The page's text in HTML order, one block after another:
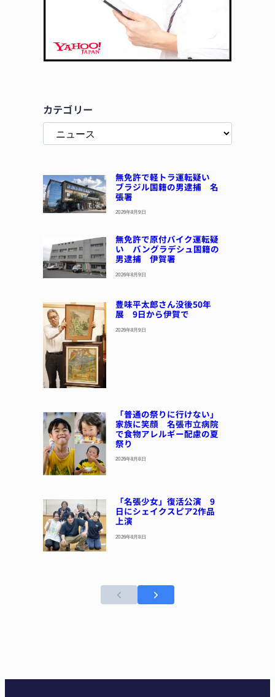
カテゴリー
無免許で軽トラ運転疑い
ブラジル国籍の男逮捕 名
張署
2026年8月9日
無免許で原付バイク運転疑
い バングラデシュ国籍の
男逮捕 伊賀署
2026年8月9日
豊味平太郎さん没後50年
展 9日から伊賀で
2026年8月9日
「普通の祭りに行けない」
家族に笑顔 名張市立病院
で食物アレルギー配慮の夏
祭り
2026年8月8日
「名張少女」復活公演 9
日にシェイクスピア2作品
上演
2026年8月8日